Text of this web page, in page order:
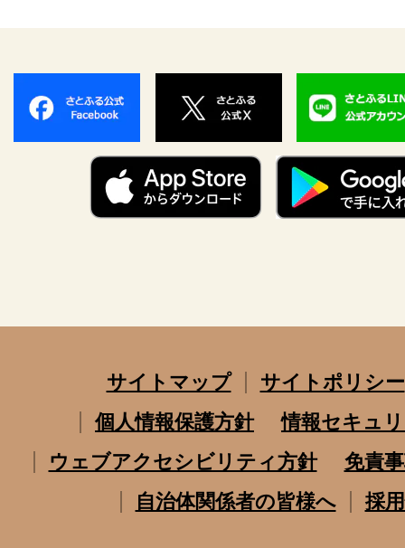
サイトマップ
サイトポリシー
個人情報保護方針
情報セキュ
ウェブアクセシビリティ方針
免責
自治体関係者の皆様へ
採